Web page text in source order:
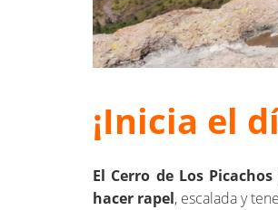
¡Inicia el
El Cerro de Los
hacer rapel, escalada y